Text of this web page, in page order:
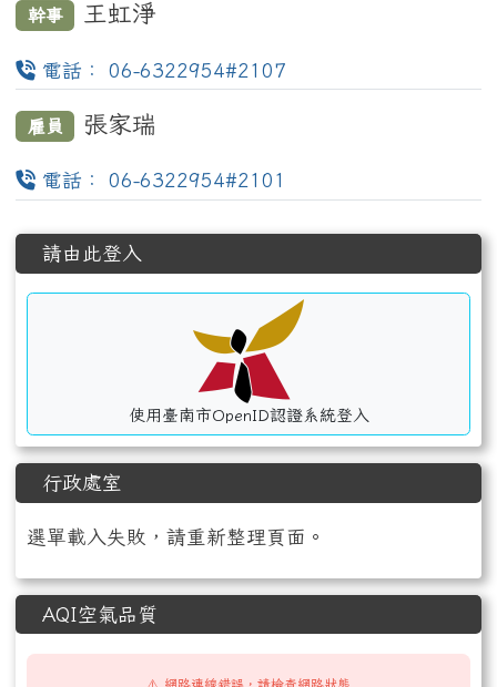
幹事 王虹淨
電話： 06-6322954#2107
雇員 張家瑞
電話： 06-6322954#2101
左邊區域內容
請由此登入
使用臺南市OpenID認證系統登入
行政處室
選單載入失敗，請重新整理頁面。
AQI空氣品質
⚠️ 網路連線錯誤，請檢查網路狀態